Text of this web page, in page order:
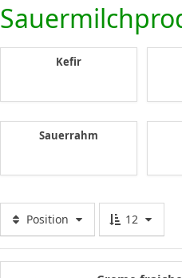
Kefir
Sauerrahm
Position 12